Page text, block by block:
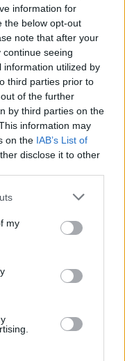
information for
the below opt-out
note that after your
seeing
information utilized by
third parties prior to
of the further
by third parties on the
information may
on the IAB’s List of
disclose it to other
my
molto, troppo
dialoga coi compagni e
prepotente, i
di Motta è più vicino a
qualcosa di
sappiamo quanto sia
passano da
di positivo. A
eccezionale, serve
Motta ha tutte
allenatore,
però anche
e sa di avere le idee